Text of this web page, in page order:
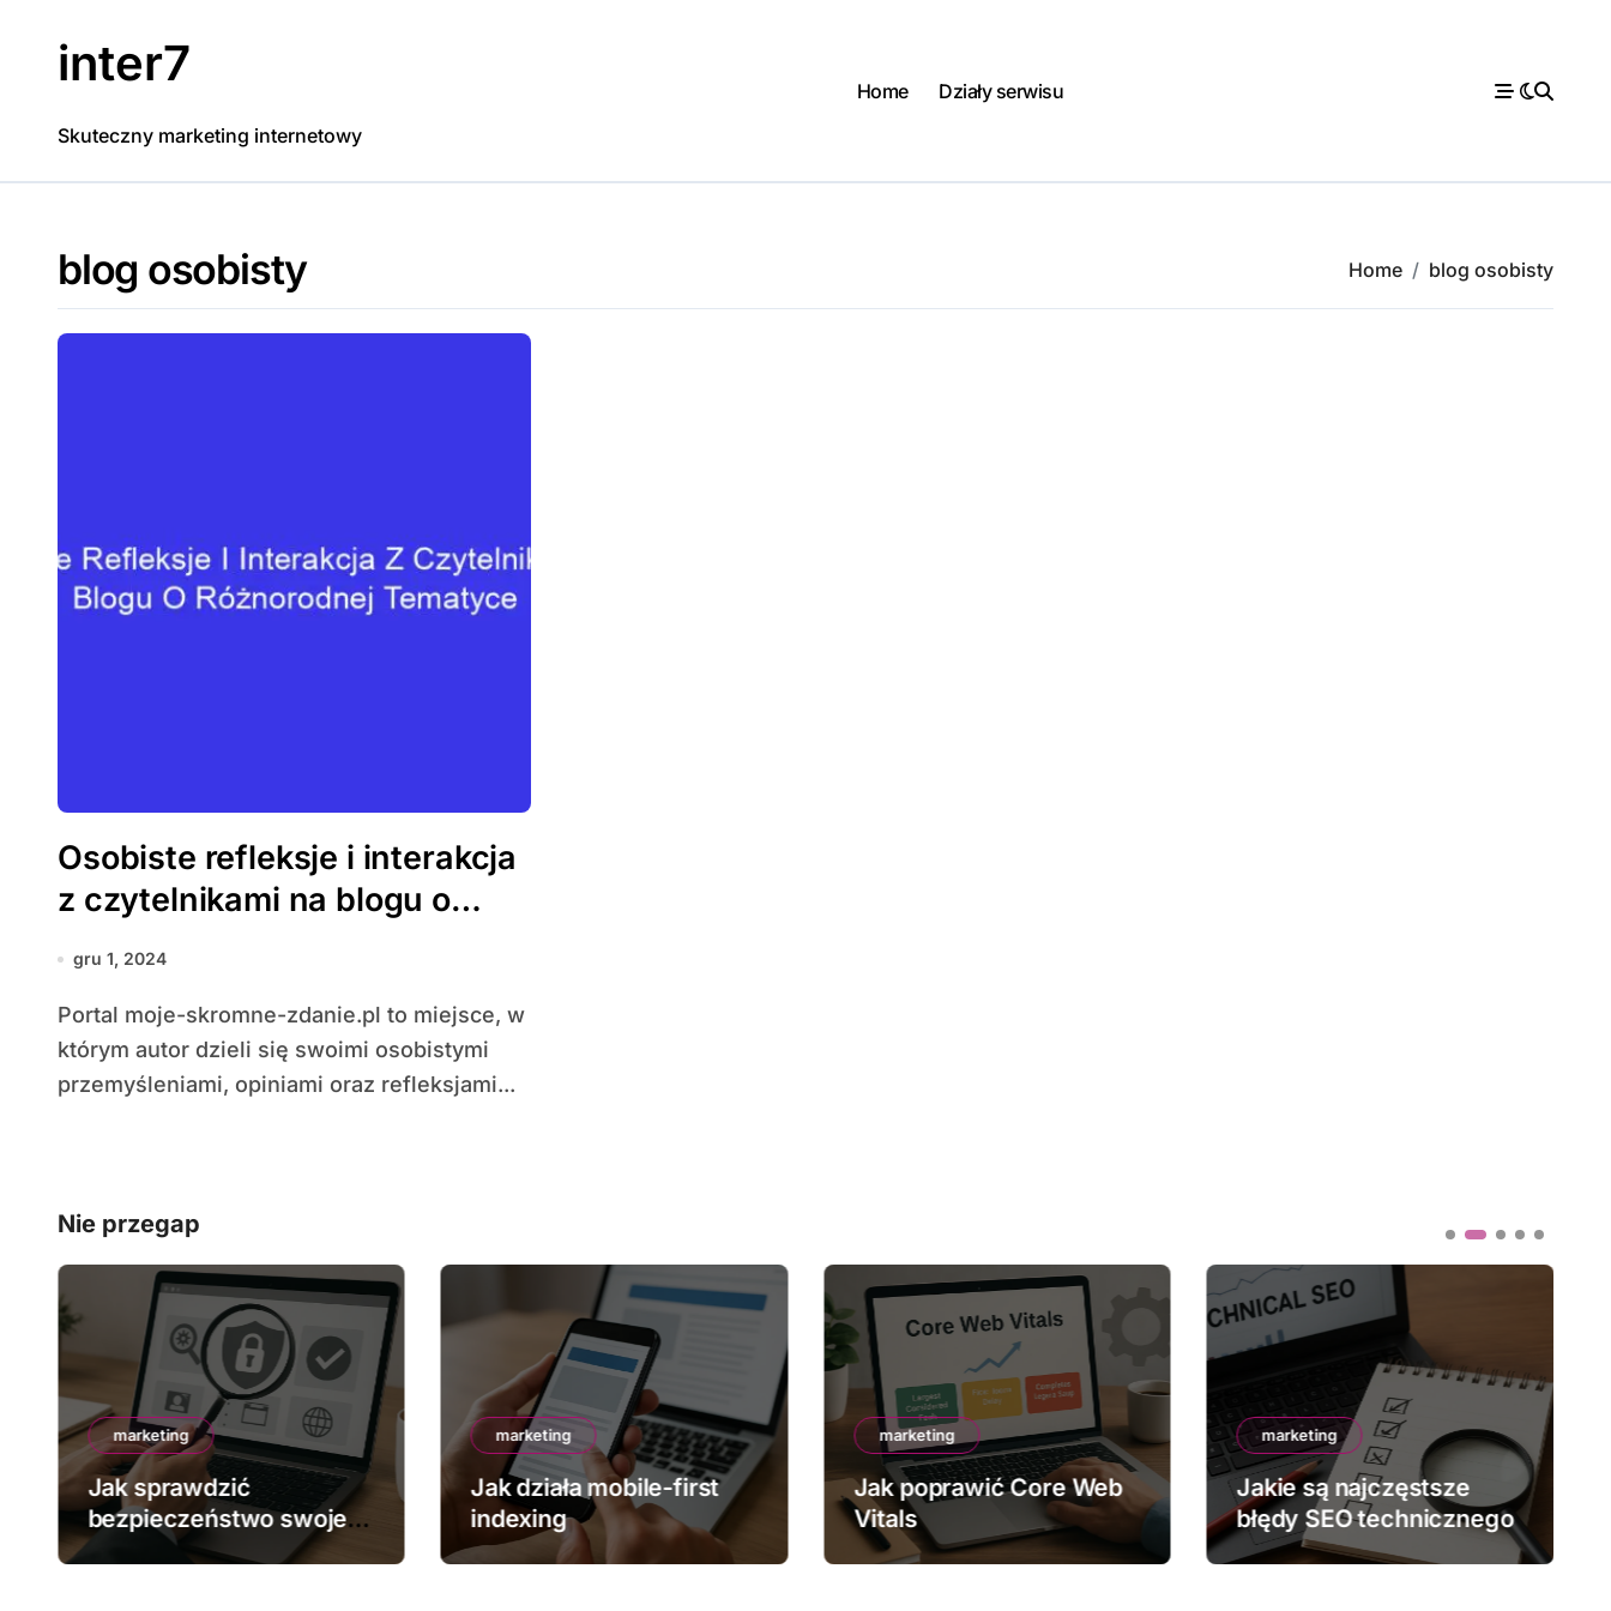
inter7
Skuteczny marketing internetowy
Home Działy serwisu
blog osobisty Home blog osobisty
Osobiste refleksje i interakcja
z czytelnikami na blogu o
różnorodnej tematyce
gru 1, 2024
Portal moje-skromne-zdanie.pl to miejsce, w
którym autor dzieli się swoimi osobistymi
przemyśleniami, opiniami oraz refleksjami...
Nie przegap
marketing
Jak sprawdzić
bezpieczeństwo swojej
strony
marketing
Jak działa mobile-first
indexing
marketing
Jak poprawić Core Web
Vitals
marketing
Jakie są najczęstsze
błędy SEO technicznego